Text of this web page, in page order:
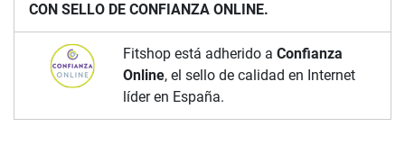
CON SELLO DE CONFIANZA ONLINE.
Fitshop está adherido a Confianza
Online, el sello de calidad en Internet
líder en España.